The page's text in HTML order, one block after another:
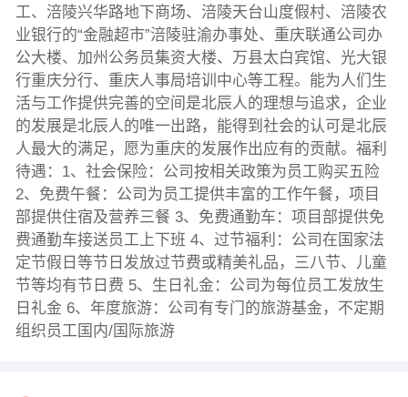
工、涪陵兴华路地下商场、涪陵天台山度假村、涪陵农
业银行的“金融超市”涪陵驻渝办事处、重庆联通公司办
公大楼、加州公务员集资大楼、万县太白宾馆、光大银
行重庆分行、重庆人事局培训中心等工程。能为人们生
活与工作提供完善的空间是北辰人的理想与追求，企业
的发展是北辰人的唯一出路，能得到社会的认可是北辰
人最大的满足，愿为重庆的发展作出应有的贡献。福利
待遇：1、社会保险：公司按相关政策为员工购买五险
2、免费午餐：公司为员工提供丰富的工作午餐，项目
部提供住宿及营养三餐 3、免费通勤车：项目部提供免
费通勤车接送员工上下班 4、过节福利：公司在国家法
定节假日等节日发放过节费或精美礼品，三八节、儿童
节等均有节日费 5、生日礼金：公司为每位员工发放生
日礼金 6、年度旅游：公司有专门的旅游基金，不定期
组织员工国内/国际旅游